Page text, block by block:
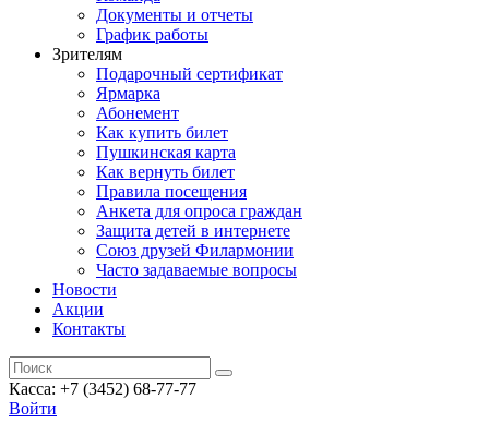
Документы и отчеты
График работы
Зрителям
Подарочный сертификат
Ярмарка
Абонемент
Как купить билет
Пушкинская карта
Как вернуть билет
Правила посещения
Анкета для опроса граждан
Защита детей в интернете
Союз друзей Филармонии
Часто задаваемые вопросы
Новости
Акции
Контакты
Касса: +7 (3452) 68-77-77
Войти